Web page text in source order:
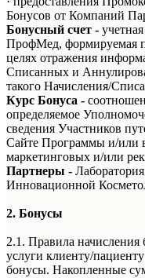
Бонусов от Компаний
Бонусный счет -
ПрофМед, формируемая
целях отражения
Списанных и
такого Начисления/
Курс Бонуса -
определяемое
сведения Участников
Сайте Программы и/или
маркетинговых и/или
Партнеры -
Инновационной
2. Бонусы
2.1. Правила начисления
услуги клиенту/
бонусы. Накопленные